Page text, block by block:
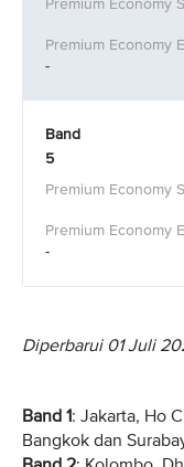
-
Band
5
-
Diperbarui 01 Juli
Band 1: Jakarta, Ho
Bangkok dan